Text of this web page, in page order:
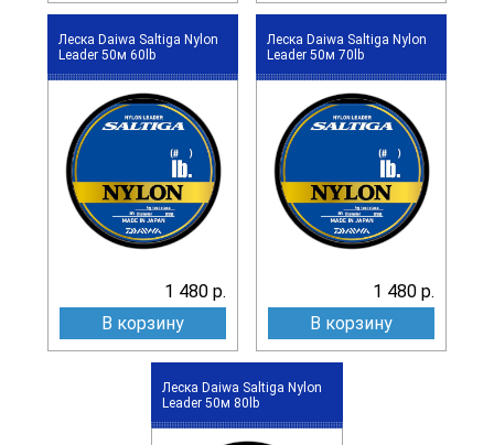
Леска Daiwa Saltiga Nylon
Leader 50м 60lb
1 480 р.
В корзину
Леска Daiwa Saltiga Nylon
Leader 50м 70lb
1 480 р.
В корзину
Леска Daiwa Saltiga Nylon
Leader 50м 80lb